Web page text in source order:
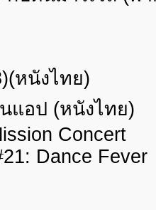
หนังไทย)
แอป (หนังไทย)
Concert
Dance Fever